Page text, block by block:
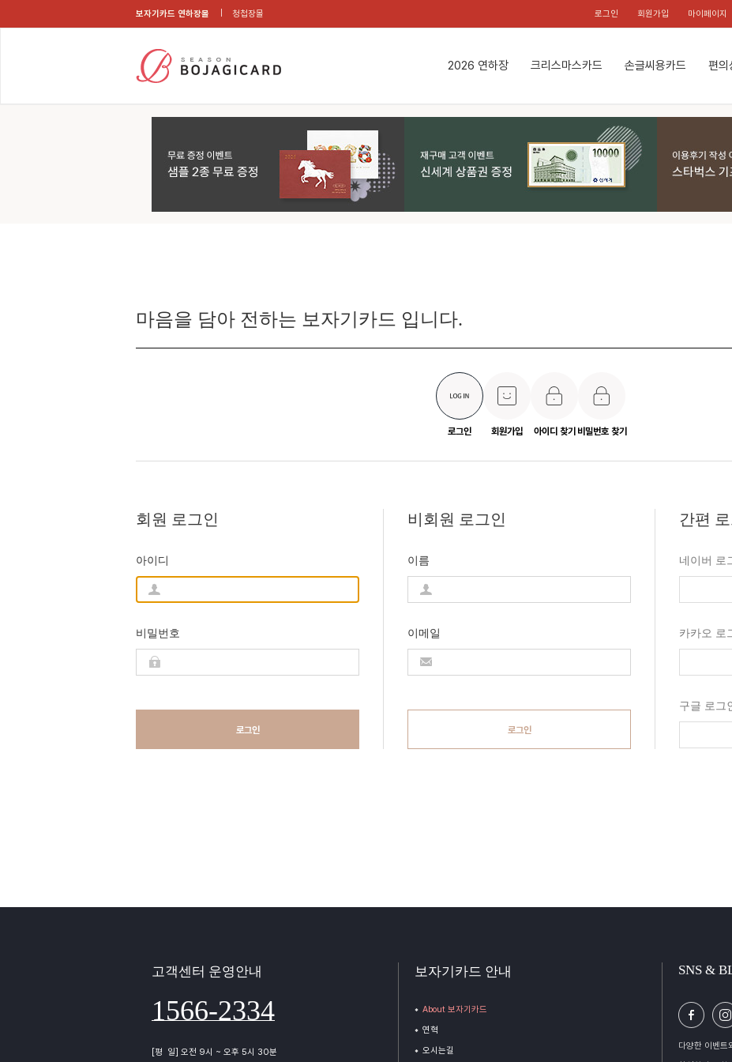
보자기카드 연하장몰 청첩장몰 로그인 회원가입 마이페이지
2026 연하장 크리스마스카드 손글씨용카드 편의
마음을 담아 전하는 보자기카드 입니다.
로그인 회원가입 아이디 찾기 비밀번호 찾기
회원 로그인
아이디
비밀번호
로그인
비회원 로그인
이름
이메일
로그인
간편
네이버 로
카카오 로
구글 로그
고객센터 운영안내
1566-2334
[평 일] 오전 9시 ~ 오후 5시 30분
보자기카드 안내
About 보자기카드
연혁
오시는길
SNS &
다양한 이벤트